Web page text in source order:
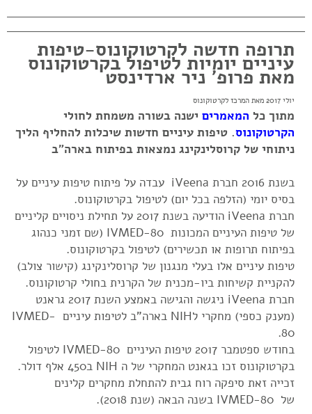
תרופה חדשה לקרטוקונוס-טיפות
עיניים יומיות לטיפול בקרטוקונוס
מאת פרופ' ניר ארדינסט
יולי 2017 מאת המרכז לקרטוקונוס
מתוך כל המאמרים ישנה בשורה משמחת לחולי
הקרטוקונוס. טיפות עיניים חדשות שיכלות להחליף הליך
ניתוחי של קרוסלינקינג נמצאות בפיתוח בארה"ב
בשנת 2016 חברת iVeena עבדה על פיתוח טיפות עיניים על
בסיס יומי (הזלפה בכל יום) לטיפול בקרטוקונוס.
חברת iVeena הודיעה בשנת 2017 על תחילת ניסויים קליניים
של טיפות העיניים המכונות IVMED-80 (שם זמני כנהוג
בפיתוח תרופות או תכשירים) לטיפול בקרטוקונוס.
טיפות עיניים אלו בעלי מנגנון של קרוסלינקינג (קישור צולב)
להקניית קשיחות ביו-מכנית של הקרנית בחולי קרטוקונוס.
חברת iVeena ניגשה והגישה באמצע השנת 2017 גראנט
(מענק כספי) מחקרי לNIH בארה"ב לטיפות עיניים IVMED-
80.
בחודש ספטמבר 2017 טיפות העיניים IVMED-80 לטיפול
בקרטוקונוס זכו בגאנט המחקרי של ה NIH ב450 אלף דולר.
זכייה זאת סיפקה רוח גבית להתחלת מחקרים קלינים
של IVMED-80 בשנה הבאה (שנת 2018).